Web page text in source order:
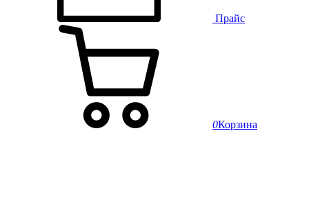
Прайс
0Корзина